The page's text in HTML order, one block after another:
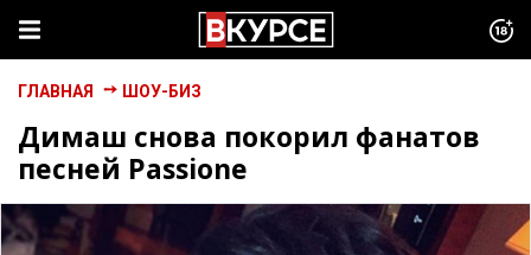
ГЛАВНАЯ ШОУ-БИЗ
Димаш снова покорил фанатов
песней Passione